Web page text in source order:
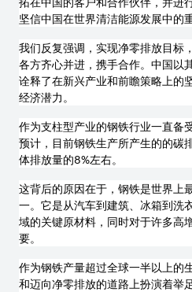
坚信中国在世界清洁能源发展中的
我们反复强调，实现净零排放目标
各方齐心并进，携手合作。中国以
诠释了在新兴产业和前瞻策略上的
经济潜力。
作为支柱型产业的钢铁行业一直备
预计，目前钢铁生产所产生的的碳
体排放量的8%左右。
这背后的原因在于，钢铁是世界上
一。它是从汽车到建筑、冰箱到洗
域的关键原材料，同时对于许多高
要。
作为钢铁产量超过全球一半以上的
和迈向净零排放的道路上扮演着举